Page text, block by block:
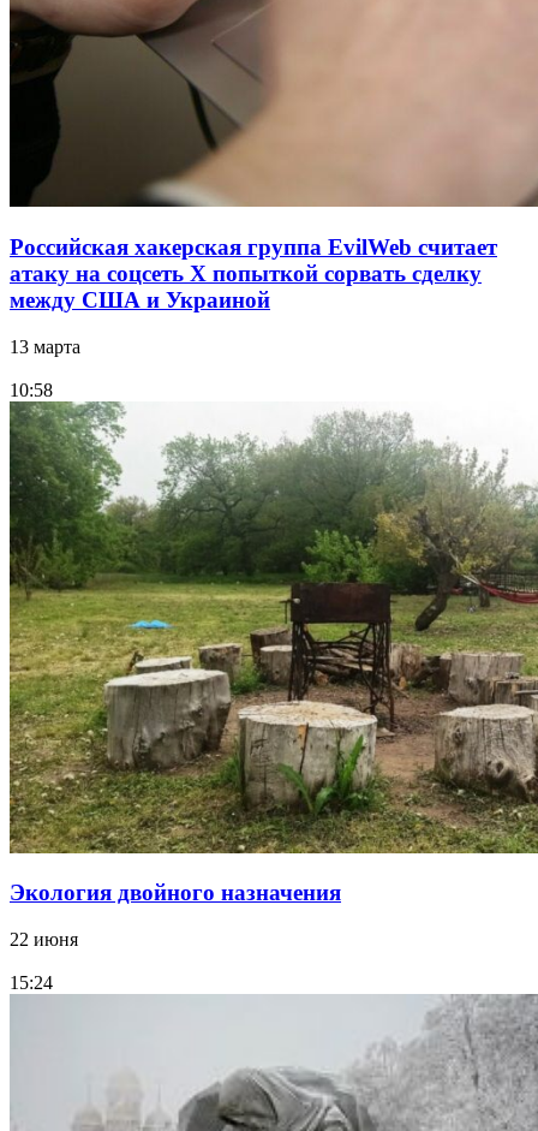
Российская хакерская группа EvilWeb считает
атаку на соцсеть Х попыткой сорвать сделку
между США и Украиной
13 марта
10:58
Экология двойного назначения
22 июня
15:24